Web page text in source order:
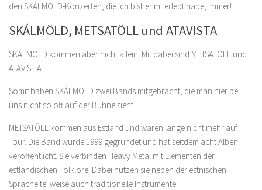
den SKÁLMÖLD-Konzerten, die ich bisher miterlebt habe, immer!
SKÁLMÖLD, METSATÖLL und ATAVISTA
SKÁLMÖLD kommen aber nicht allein. Mit dabei sind METSATÖLL und
ATAVISTIA.
Somit haben SKÁLMÖLD zwei Bands mitgebracht, die man hier bei
uns nicht so oft auf der Bühne sieht.
METSATÖLL kommen aus Estland und waren lange nicht mehr auf
Tour. Die Band wurde 1999 gegründet und hat seitdem acht Alben
veröffentlicht. Sie verbinden Heavy Metal mit Elementen der
estländischen Folklore. Dabei nutzen sie neben der estnischen
Sprache teilweise auch traditionelle Instrumente.